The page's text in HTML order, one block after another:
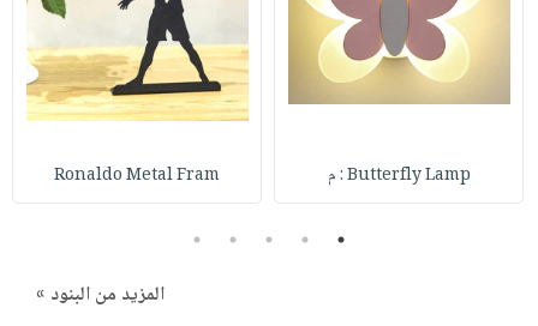
Butterfly Lamp : م Ronaldo Metal Fram
1
2
3
4
5
المزيد من البنود »